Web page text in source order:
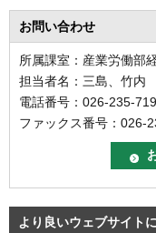
お問い合わせ
所属課室：産業労働部
担当者名：三島、竹内
電話番号：026-235-
ファックス番号：026-
より良いウェブサイト